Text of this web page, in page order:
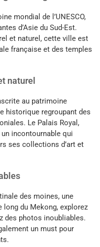
mondial de l’UNESCO,
d’Asie du Sud-Est.
et naturel, cette ville est
française et des temples
naturel
au patrimoine
historique regroupant des
Le Palais Royal,
incontournable qui
ses collections d’art et
des moines, une
long du Mekong, explorez
des photos inoubliables.
un must pour